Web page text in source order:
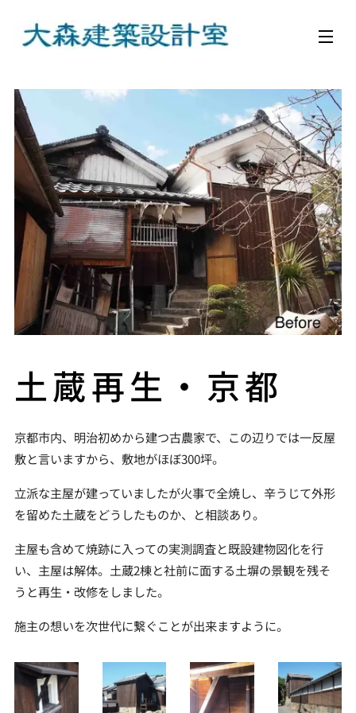
土蔵再生・京都
京都市内、明治初めから建つ古農家で、この辺りでは一反屋
敷と言いますから、敷地がほぼ300坪。
立派な主屋が建っていましたが火事で全焼し、辛うじて外形
を留めた土蔵をどうしたものか、と相談あり。
主屋も含めて焼跡に入っての実測調査と既設建物図化を行
い、主屋は解体。土蔵2棟と社前に面する土塀の景観を残そ
うと再生・改修をしました。
施主の想いを次世代に繋ぐことが出来ますように。